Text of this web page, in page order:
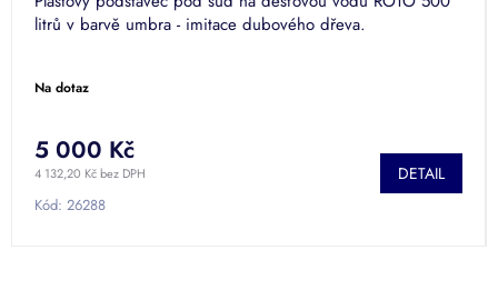
litrů v barvě umbra - imitace dubového dřeva.
Na dotaz
4 132,20 Kč bez DPH
5 000 Kč
DETAIL
Kód: 26288